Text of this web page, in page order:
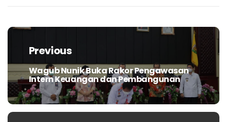
Navigasi
posPrevious
Previous
post:
Wagub Nunik Buka Rakor Pengawasan
Intern Keuangan dan Pembangunan